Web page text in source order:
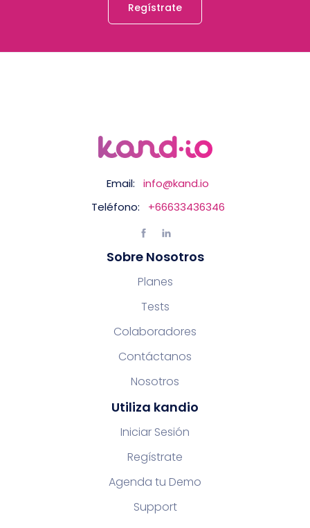
Regístrate
Email:
info@kand.io
Teléfono:
+66633436346
Sobre Nosotros
Planes
Tests
Colaboradores
Contáctanos
Nosotros
Utiliza kandio
Iniciar Sesión
Regístrate
Agenda tu Demo
Support